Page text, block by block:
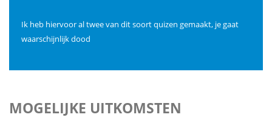
Ik heb hiervoor al twee van dit soort quizen gemaakt, je gaat
waarschijnlijk dood
MOGELIJKE UITKOMSTEN